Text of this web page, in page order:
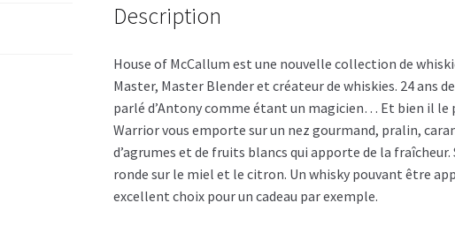
Description
House of McCallum est une nouvelle collection de
Master, Master Blender et créateur de whiskies. 24 ans
parlé d’Antony comme étant un magicien… Et bien il
Warrior vous emporte sur un nez gourmand, pralin,
d’agrumes et de fruits blancs qui apporte de la
ronde sur le miel et le citron. Un whisky pouvant être
excellent choix pour un cadeau par exemple.